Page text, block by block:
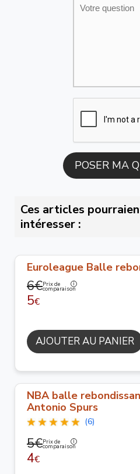
Ces articles
intéresser :
Euroleague Balle
6€Prix de
comparaison
5€
AJOUTER AU PANIER
NBA balle
Antonio Spurs
(6)
5€Prix de
comparaison
4€